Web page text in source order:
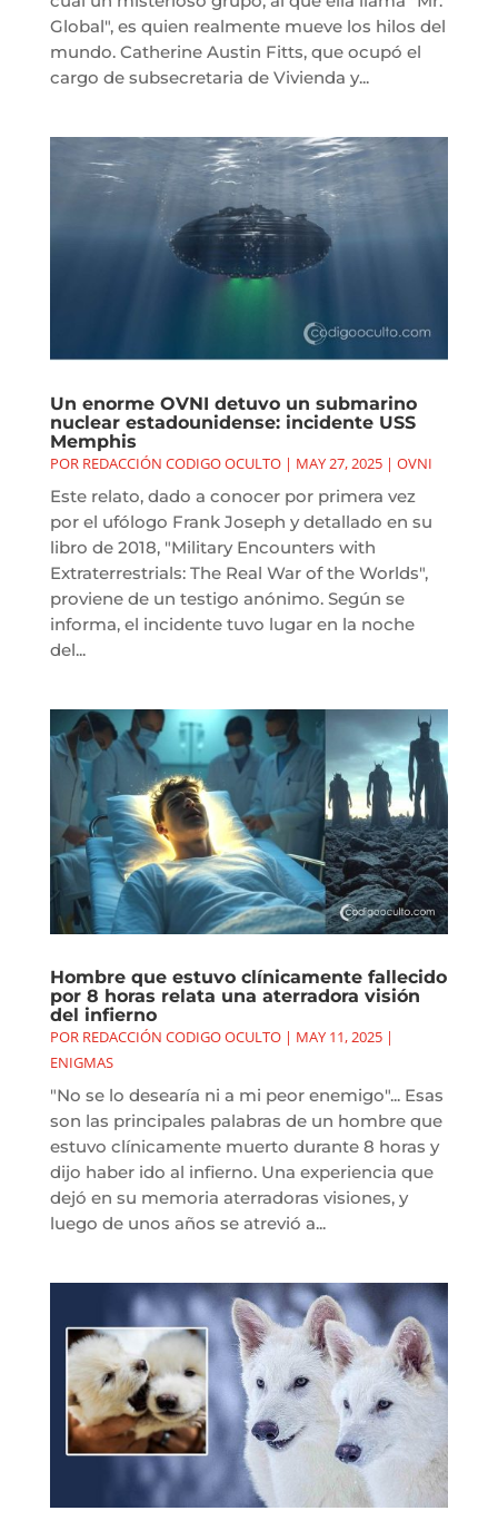
Global", es quien realmente mueve los hilos del
mundo. Catherine Austin Fitts, que ocupó el
cargo de subsecretaria de Vivienda y...
Un enorme OVNI detuvo un submarino
nuclear estadounidense: incidente USS
Memphis
POR REDACCIÓN CODIGO OCULTO| MAY 27, 2025| OVNI
Este relato, dado a conocer por primera vez
por el ufólogo Frank Joseph y detallado en su
libro de 2018, "Military Encounters with
Extraterrestrials: The Real War of the Worlds",
proviene de un testigo anónimo. Según se
informa, el incidente tuvo lugar en la noche
del...
Hombre que estuvo clínicamente fallecido
por 8 horas relata una aterradora visión
del infierno
POR REDACCIÓN CODIGO OCULTO| MAY 11, 2025|
ENIGMAS
"No se lo desearía ni a mi peor enemigo"... Esas
son las principales palabras de un hombre que
estuvo clínicamente muerto durante 8 horas y
dijo haber ido al infierno. Una experiencia que
dejó en su memoria aterradoras visiones, y
luego de unos años se atrevió a...